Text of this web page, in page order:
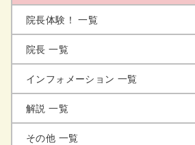
院長体験！ 一覧
院長 一覧
インフォメーション 一覧
解説 一覧
その他 一覧